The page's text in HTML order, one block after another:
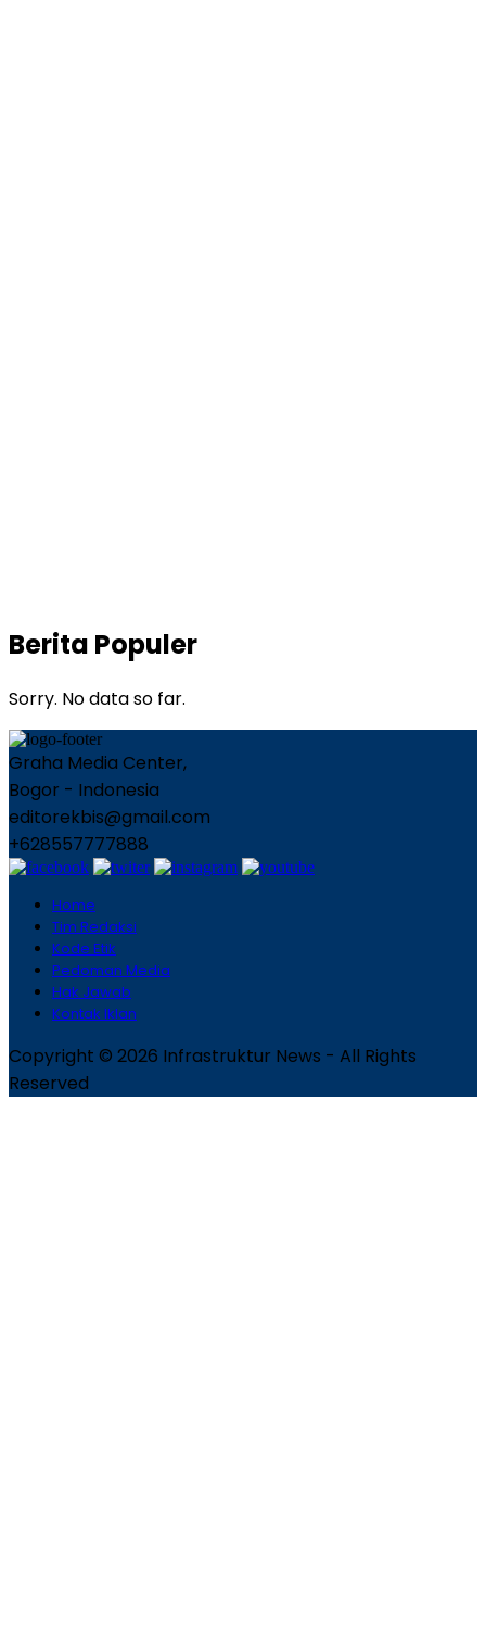
Berita Populer
Sorry. No data so far.
Graha Media Center,
Bogor - Indonesia
editorekbis@gmail.com
+628557777888
Home
Tim Redaksi
Kode Etik
Pedoman Media
Hak Jawab
Kontak Iklan
Copyright © 2026 Infrastruktur News - All Rights
Reserved